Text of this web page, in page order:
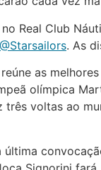
Real Club
. As
as
olímpica
três voltas ao